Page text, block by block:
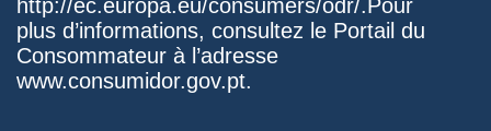
http://ec.europa.eu/consumers/odr/.Pour
plus d’informations, consultez le Portail du
Consommateur à l’adresse
www.consumidor.gov.pt.